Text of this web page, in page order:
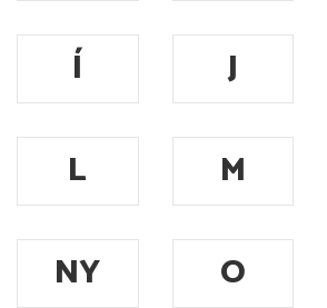
Í
J
L
M
NY
O